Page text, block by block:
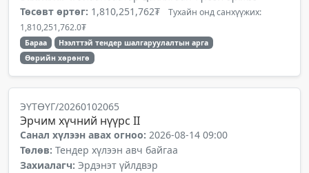
Төсөвт өртөг: 1,810,251,762₮ Тухайн онд санхүүжих:
1,810,251,762.0₮
Бараа
Нээлттэй тендер шалгаруулалтын арга
Өөрийн хөрөнгө
ЭҮТӨҮГ/20260102065
Эрчим хүчний нүүрс II
Санал хүлээн авах огноо: 2026-08-14 09:00
Төлөв: Тендер хүлээн авч байгаа
Захиалагч: Эрдэнэт үйлдвэр